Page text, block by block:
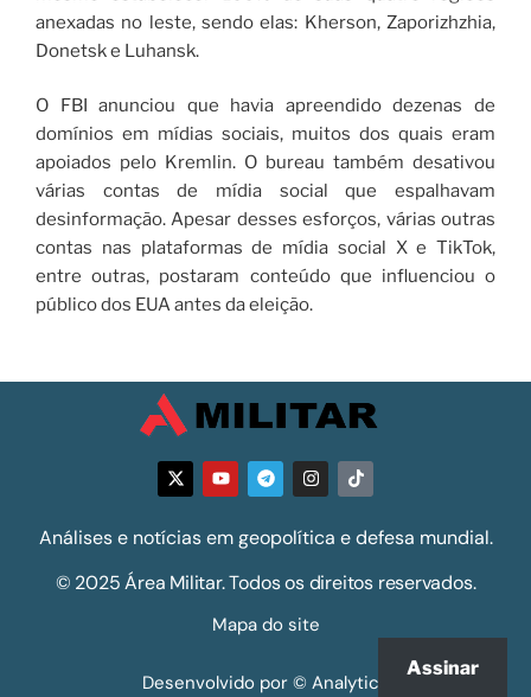
anexadas no leste, sendo elas: Kherson, Zaporizhzhia,
Donetsk e Luhansk.
O FBI anunciou que havia apreendido dezenas de
domínios em mídias sociais, muitos dos quais eram
apoiados pelo Kremlin. O bureau também desativou
várias contas de mídia social que espalhavam
desinformação. Apesar desses esforços, várias outras
contas nas plataformas de mídia social X e TikTok,
entre outras, postaram conteúdo que influenciou o
público dos EUA antes da eleição.
Análises e notícias em geopolítica e defesa mundial.
© 2025 Área Militar. Todos os direitos reservados.
Mapa do site
Desenvolvido por © Analytics
Assinar